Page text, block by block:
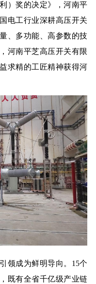
）奖的决定》，河南平
电工行业深耕高压开关
、多功能、高参数的技
， 河南平芝高压开关有限
求精的工匠精神获得河
成为鲜明导向。15个
既有全省千亿级产业链